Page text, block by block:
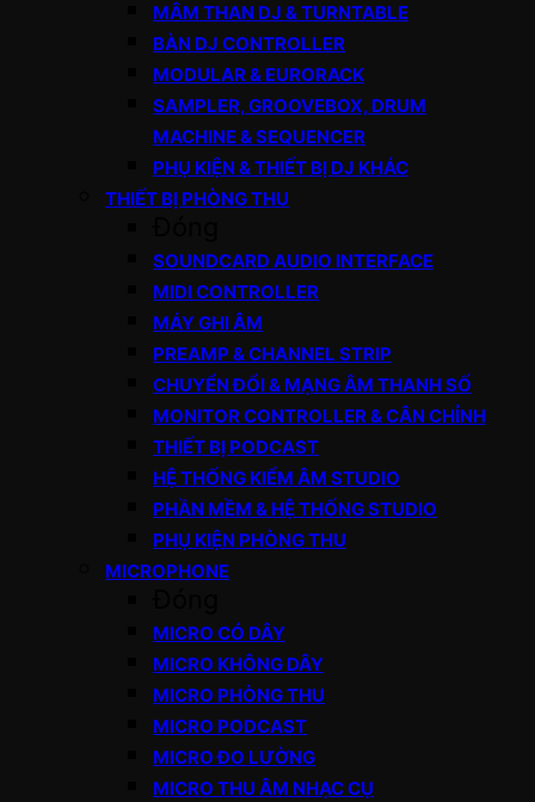
MÂM THAN DJ & TURNTABLE
BÀN DJ CONTROLLER
MODULAR & EURORACK
SAMPLER, GROOVEBOX, DRUM
MACHINE & SEQUENCER
PHỤ KIỆN & THIẾT BỊ DJ KHÁC
THIẾT BỊ PHÒNG THU
SOUNDCARD AUDIO INTERFACE
MIDI CONTROLLER
MÁY GHI ÂM
PREAMP & CHANNEL STRIP
CHUYỂN ĐỔI & MẠNG ÂM THANH SỐ
MONITOR CONTROLLER & CÂN CHỈNH
THIẾT BỊ PODCAST
HỆ THỐNG KIỂM ÂM STUDIO
PHẦN MỀM & HỆ THỐNG STUDIO
PHỤ KIỆN PHÒNG THU
MICROPHONE
MICRO CÓ DÂY
MICRO KHÔNG DÂY
MICRO PHÒNG THU
MICRO PODCAST
MICRO ĐO LƯỜNG
MICRO THU ÂM NHẠC CỤ